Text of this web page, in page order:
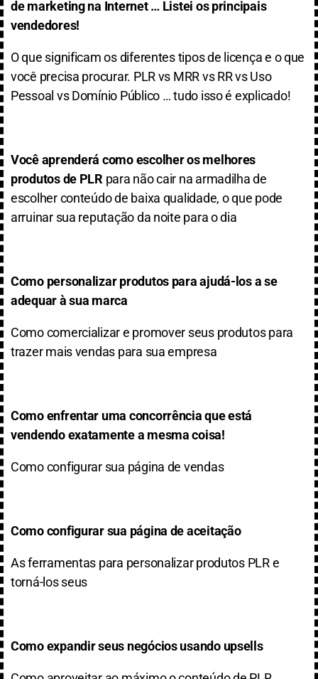
de marketing na Internet … Listei os principais
vendedores!
O que significam os diferentes tipos de licença e o que
você precisa procurar. PLR vs MRR vs RR vs Uso
Pessoal vs Domínio Público … tudo isso é explicado!
Você aprenderá como escolher os melhores
produtos de PLR para não cair na armadilha de
escolher conteúdo de baixa qualidade, o que pode
arruinar sua reputação da noite para o dia
Como personalizar produtos para ajudá-los a se
adequar à sua marca
Como comercializar e promover seus produtos para
trazer mais vendas para sua empresa
Como enfrentar uma concorrência que está
vendendo exatamente a mesma coisa!
Como configurar sua página de vendas
Como configurar sua página de aceitação
As ferramentas para personalizar produtos PLR e
torná-los seus
Como expandir seus negócios usando upsells